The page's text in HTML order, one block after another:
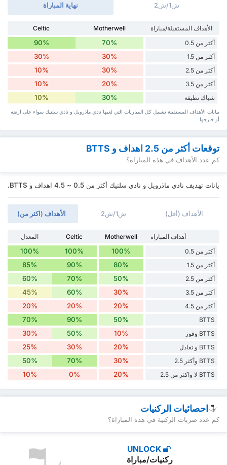
نهاية المباراة ش1/ش2
الأهداف المستقبلة/مباراة Motherwell
Celtic
أكثر من 0.5
70%
90%
أكثر من 1.5 30%
30%
أكثر من 2.5 30%
10%
أكثر من 3.5 20%
10%
شباك نظيفة 30%
10%
بيانات الأهداف المستقبلة تشمل كل المباريات التي لعبها نادي ماذرويل و نادي سلتيك سواء ‏على ارضه
أو خارجها.
توقعات أكثر من 2.5 اهداف و BTTS
كم عدد الأهداف في هذه المباراة؟
يانات تهديف نادي ماذرويل و نادي سلتيك أكثر من 0.5 ~ 4.5 اهداف و BTTS.
الأهداف (اكثر من) ش1/ش2 الأهداف (أقل)
أهداف المباراة Motherwell
Celtic
المعدل
أكثر من 0.5
100%
100%
100%
أكثر من 1.5 80%
90%
85%
أكثر من 2.5 50%
70%
60%
أكثر من 3.5 30%
60%
45%
أكثر من 4.5 20%
20%
20%
BTTS
50%
90%
70%
BTTS وفوز 10%
50%
30%
BTTS و تعادل 20%
30%
25%
BTTS وأكثر 2.5 30%
70%
50%
BTTS لا واكثر من 2.5 20%
0%
10%
احصائيات الركنيات
كم عدد ضربات الركنية في هذه المباراة؟
UNLOCK
ركنيات/مباراة